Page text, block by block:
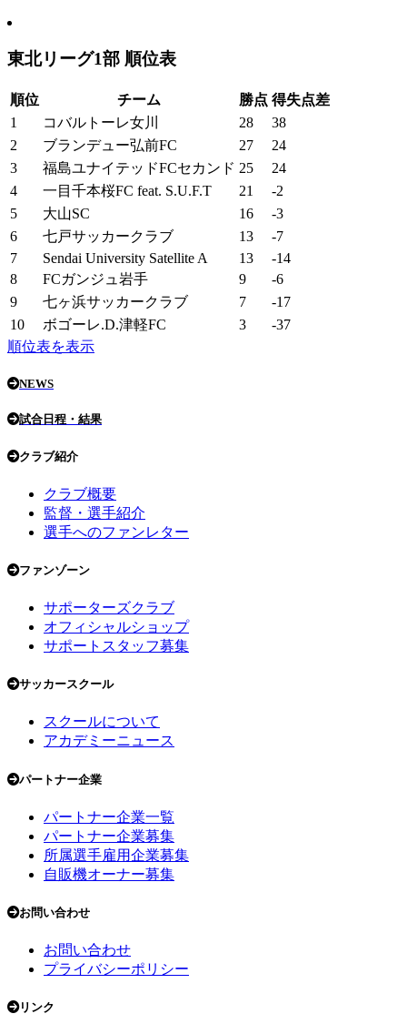
東北リーグ1部 順位表
順位 チーム 勝点 得失点差
1
コバルトーレ女川 28
38
2
ブランデュー弘前FC 27
24
3
福島ユナイテッドFCセカンド 25
24
4
一目千本桜FC feat. S.U.F.T 21
-2
5
大山SC 16
-3
6
七戸サッカークラブ 13
-7
7
Sendai University Satellite A 13
-14
8
FCガンジュ岩手 9
-6
9
七ヶ浜サッカークラブ 7
-17
10
ボゴーレ.D.津軽FC 3
-37
順位表を表示
NEWS
試合日程・結果
クラブ紹介
クラブ概要
監督・選手紹介
選手へのファンレター
ファンゾーン
サポーターズクラブ
オフィシャルショップ
サポートスタッフ募集
サッカースクール
スクールについて
アカデミーニュース
パートナー企業
パートナー企業一覧
パートナー企業募集
所属選手雇用企業募集
自販機オーナー募集
お問い合わせ
お問い合わせ
プライバシーポリシー
リンク